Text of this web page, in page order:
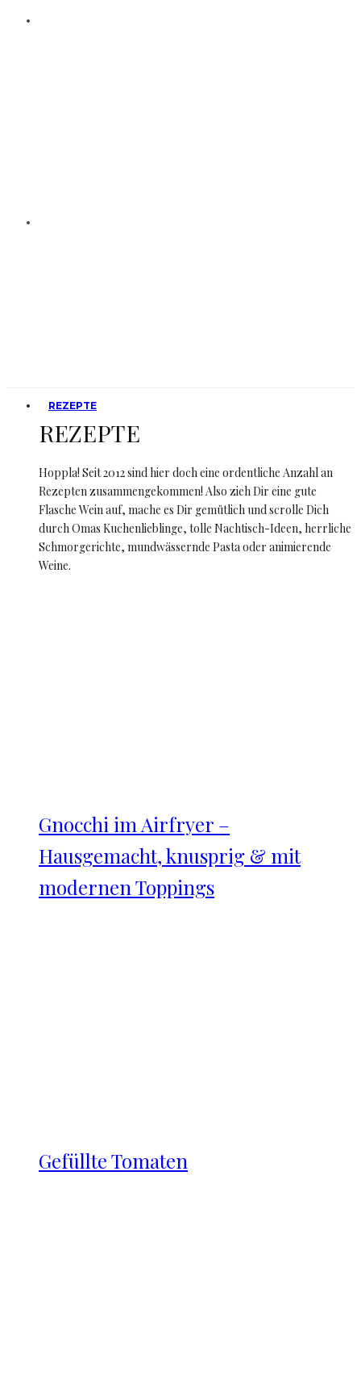
REZEPTE
REZEPTE
Hoppla! Seit 2012 sind hier doch eine ordentliche Anzahl an
Rezepten zusammengekommen! Also zieh Dir eine gute
Flasche Wein auf, mache es Dir gemütlich und scrolle Dich
durch Omas Kuchenlieblinge, tolle Nachtisch-Ideen, herrliche
Schmorgerichte, mundwässernde Pasta oder animierende
Weine.
Gnocchi im Airfryer –
Hausgemacht, knusprig & mit
modernen Toppings
Gefüllte Tomaten